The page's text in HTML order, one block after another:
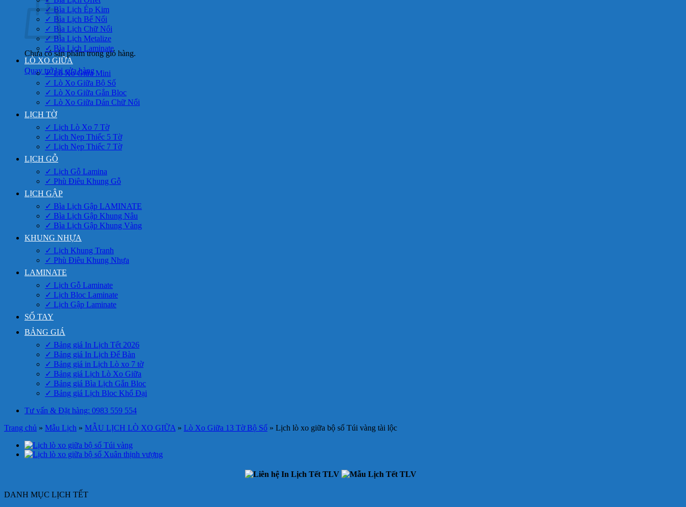
Chưa có sản phẩm trong giỏ hàng.
Quay trở lại cửa hàng
✓ Bìa Lịch Ép Kim
✓ Bìa Lịch Bế Nổi
✓ Bìa Lịch Chữ Nổi
✓ Bìa Lịch Metalize
✓ Bìa Lịch Laminate
LÒ XO GIỮA
✓ Lò Xo Giữa Mini
✓ Lò Xo Giữa Bộ Số
✓ Lò Xo Giữa Gắn Bloc
✓ Lò Xo Giữa Dán Chữ Nổi
LỊCH TỜ
✓ Lịch Lò Xo 7 Tờ
✓ Lịch Nẹp Thiếc 5 Tờ
✓ Lịch Nẹp Thiếc 7 Tờ
LỊCH GỖ
✓ Lịch Gỗ Lamina
✓ Phù Điêu Khung Gỗ
LỊCH GẬP
✓ Bìa Lịch Gập LAMINATE
✓ Bìa Lịch Gập Khung Nâu
✓ Bìa Lịch Gập Khung Vàng
KHUNG NHỰA
✓ Lịch Khung Tranh
✓ Phù Điêu Khung Nhựa
LAMINATE
✓ Lịch Gỗ Laminate
✓ Lịch Bloc Laminate
✓ Lịch Gập Laminate
SỔ TAY
BẢNG GIÁ
✓ Bảng giá In Lịch Tết 2026
✓ Bảng giá In Lịch Để Bàn
✓ Bảng giá in Lịch Lò xo 7 tờ
✓ Bảng giá Lịch Lò Xo Giữa
✓ Bảng giá Bìa Lịch Gắn Bloc
✓ Bảng giá Lịch Bloc Khổ Đại
Tư vấn & Đặt hàng: 0983 559 554
Trang chủ » Mẫu Lịch » MẪU LỊCH LÒ XO GIỮA » Lò Xo Giữa 13 Tờ Bộ Số » Lịch lò xo giữa bộ số Túi vàng tài lộc
DANH MỤC LỊCH TẾT